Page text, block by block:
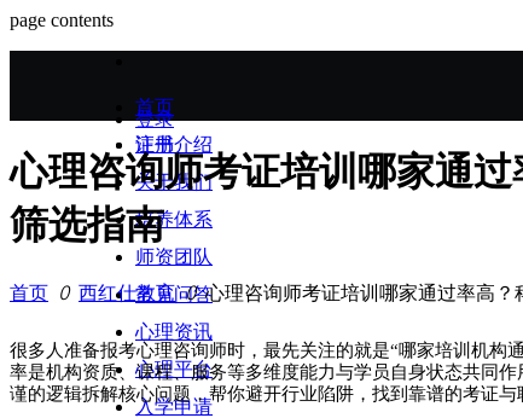
page contents
首页
证书介绍
关于我们
培养体系
师资团队
常见问答
心理资讯
心理平台
入学申请
登录
注册
心理咨询师考证培训哪家通
筛选指南
首页 ꄲ 西红仕教育 ꄲ 心理咨询师考证培训哪家通过率高？
很多人准备报考心理咨询师时，最先关注的就是“哪家培训机构
率是机构资质、课程、服务等多维度能力与学员自身状态共同
谨的逻辑拆解核心问题，帮你避开行业陷阱，找到靠谱的考证与